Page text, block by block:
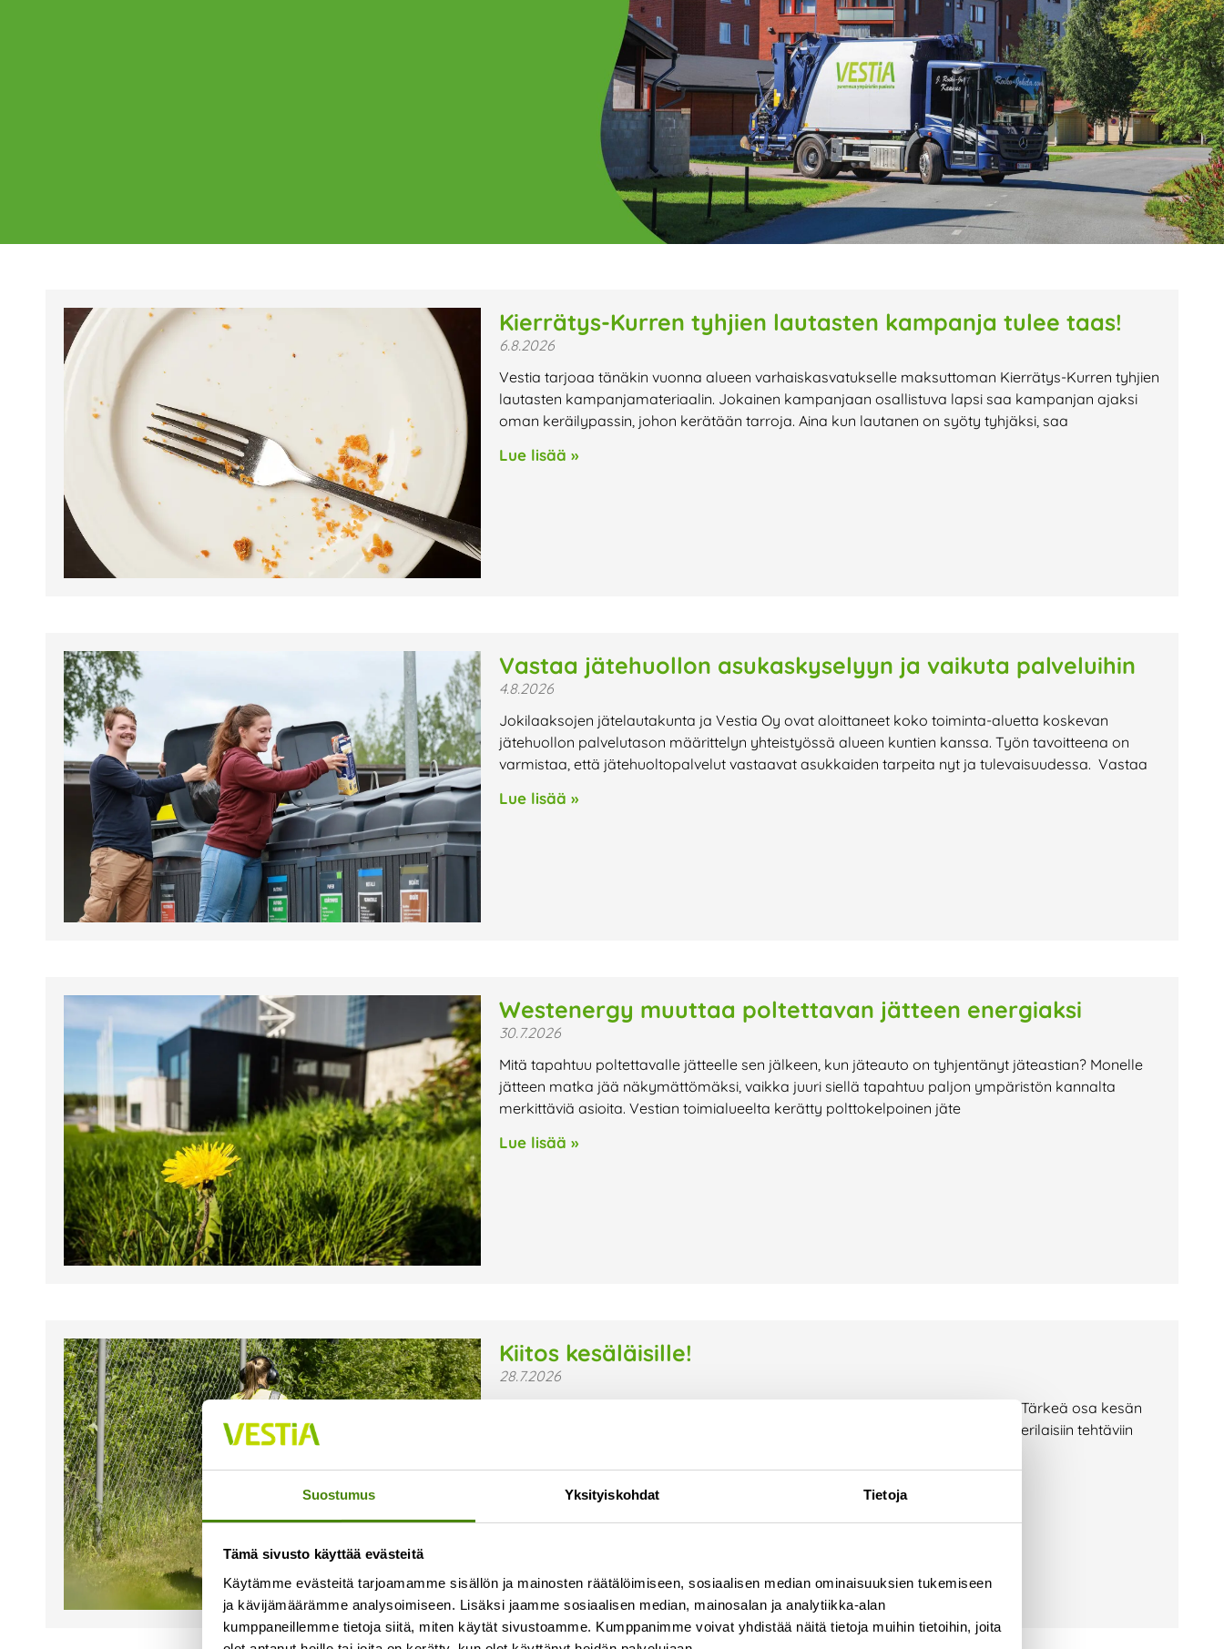
Suostumus Yksityiskohdat Tietoja
Tämä sivusto käyttää evästeitä
Käytämme evästeitä tarjoamamme sisällön ja mainosten räätälöimiseen, sosiaalisen median ominaisuuksien tukemiseen
ja kävijämäärämme analysoimiseen. Lisäksi jaamme sosiaalisen median, mainosalan ja analytiikka-alan
kumppaneillemme tietoja siitä, miten käytät sivustoamme. Kumppanimme voivat yhdistää näitä tietoja muihin tietoihin, joita
Ajankohtaista
Tältä sivulta löydät Vestian ajankohtaiset uutiset,
mahdolliset poikkeukset aukioloajoissa ja lähiaikojen
tapahtumat.
Kierrätys-Kurren tyhjien lautasten kampanja tulee taas!
6.8.2026
Vestia tarjoaa tänäkin vuonna alueen varhaiskasvatukselle maksuttoman Kierrätys-Kurren tyhjien
lautasten kampanjamateriaalin. Jokainen kampanjaan osallistuva lapsi saa kampanjan ajaksi
oman keräilypassin, johon kerätään tarroja. Aina kun lautanen on syöty tyhjäksi, saa
Lue lisää »
Vastaa jätehuollon asukaskyselyyn ja vaikuta palveluihin
4.8.2026
Jokilaaksojen jätelautakunta ja Vestia Oy ovat aloittaneet koko toiminta-aluetta koskevan
jätehuollon palvelutason määrittelyn yhteistyössä alueen kuntien kanssa. Työn tavoitteena on
varmistaa, että jätehuoltopalvelut vastaavat asukkaiden tarpeita nyt ja tulevaisuudessa. Vastaa
Lue lisää »
Westenergy muuttaa poltettavan jätteen energiaksi
30.7.2026
Mitä tapahtuu poltettavalle jätteelle sen jälkeen, kun jäteauto on tyhjentänyt jäteastian? Monelle
jätteen matka jää näkymättömäksi, vaikka juuri siellä tapahtuu paljon ympäristön kannalta
merkittäviä asioita. Vestian toimialueelta kerätty polttokelpoinen jäte
Lue lisää »
Kiitos kesäläisille!
28.7.2026
Kesä on jälleen ollut Vestian toimipaikoissa ja jätekeskuksilla aktiivista aikaa. Tärkeä osa kesän
sujuvaa arkea ovat olleet kesäläisemme, jotka ovat tarttuneet monipuolisesti erilaisiin tehtäviin
Lue lisää »
PagePagePagePagePage